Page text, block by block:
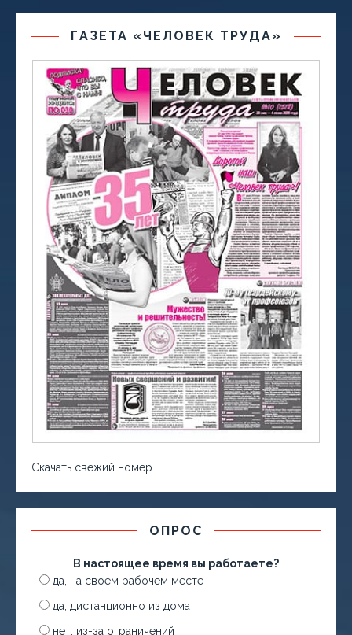
ГАЗЕТА «ЧЕЛОВЕК ТРУДА»
Скачать свежий номер
ОПРОС
В настоящее время вы работаете?
да, на своем рабочем месте
да, дистанционно из дома
нет, из-за ограничений